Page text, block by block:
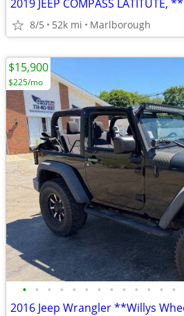
8/5 52k mi Marlborough
• • • • • • • • • • • • •
$15,900
$225/mo